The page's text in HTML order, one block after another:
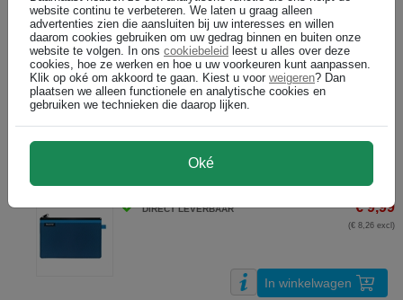
In winkelwagen
Kangaro K-58101 etui / rond / roze
DIRECT LEVERBAAR
Leitz 40130036 WOW Mesh-etui / nylon / blauw / maat L / 2
DIRECT LEVERBAAR € 9,99
(€ 8,26 excl)
In winkelwagen
website continu te verbeteren. We laten u graag alleen
advertenties zien die aansluiten bij uw interesses en willen
daarom cookies gebruiken om uw gedrag binnen en buiten onze
website te volgen. In ons cookiebeleid leest u alles over deze
cookies, hoe ze werken en hoe u uw voorkeuren kunt aanpassen.
Klik op oké om akkoord te gaan. Kiest u voor weigeren? Dan
plaatsen we alleen functionele en analytische cookies en
gebruiken we technieken die daarop lijken.
Oké